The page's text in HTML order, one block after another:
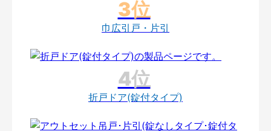
巾広引戸・片引
折戸ドア(錠付タイプ)